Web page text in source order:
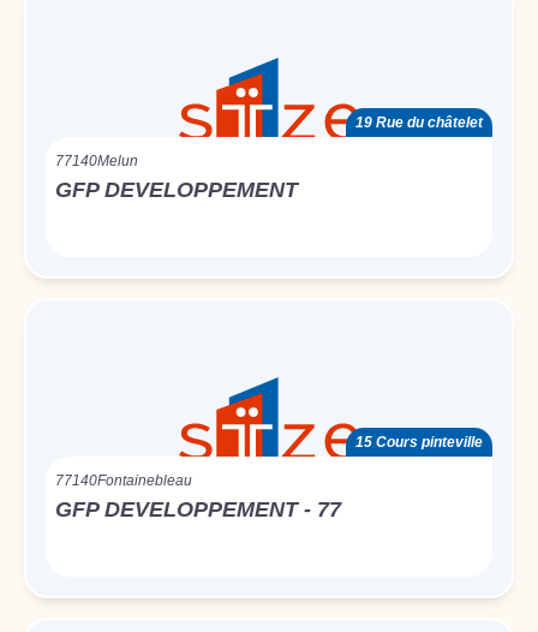
19 Rue du châtelet
77140Melun
GFP DEVELOPPEMENT
15 Cours pinteville
77140Fontainebleau
GFP DEVELOPPEMENT - 77